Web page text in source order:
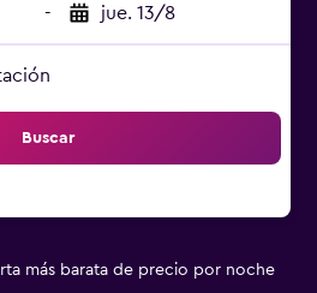
- jue. 13/8
Buscar
más barata de precio por noche